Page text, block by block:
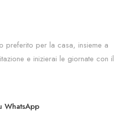
preferito per la casa, insieme a
e inizierai le giornate con il
WhatsApp